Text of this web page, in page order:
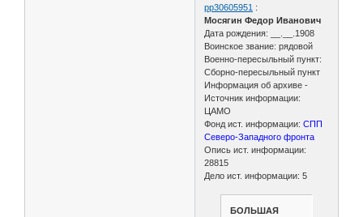
pp30605951 :
Мосягин Федор Иванович
Дата рождения: __.__.1908
Воинское звание: рядовой
Военно-пересыльный пункт:
Сборно-пересыльный пункт
Информация об архиве -
Источник информации:
ЦАМО
Фонд ист. информации: СПП
Северо-Западного фронта
Опись ист. информации:
28815
Дело ист. информации: 5
БОЛЬШАЯ